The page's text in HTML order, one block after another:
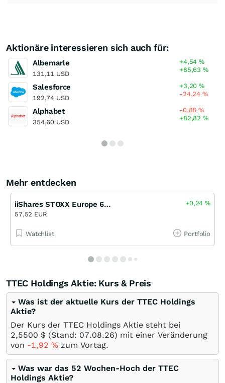
Aktionäre interessieren sich auch für:
Albemarle
131,11 USD
+4,54%
+85,63%
Salesforce
192,74 USD
+3,20%
-24,24%
Alphabet
354,60 USD
-0,88%
+82,82%
Mehr entdecken
iiShares STOXX Europe 600 Utilities UCITS ETF (DE)
57,52 EUR
+0,24%
Watchlist Portfolio
TTEC Holdings Aktie: Kurs & Preis
Was ist der aktuelle Kurs der TTEC Holdings
Aktie?
Der Kurs der TTEC Holdings Aktie steht bei
2,5500 $ (Stand: 07.08.26) mit einer Veränderung
von -1,92 % zum Vortag.
Was war das 52 Wochen-Hoch der TTEC
Holdings Aktie?